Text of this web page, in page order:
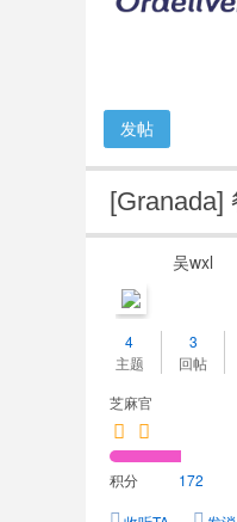
发帖
[Granada]
吴wxl
4
主题
3
回帖
芝麻官
积分 172